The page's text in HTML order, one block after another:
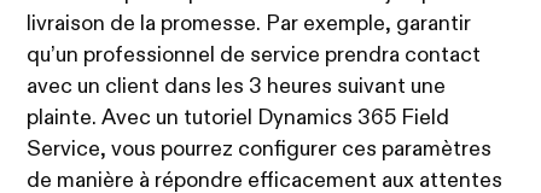
livraison de la promesse. Par exemple, garantir
qu’un professionnel de service prendra contact
avec un client dans les 3 heures suivant une
plainte. Avec un tutoriel Dynamics 365 Field
Service, vous pourrez configurer ces paramètres
de manière à répondre efficacement aux attentes